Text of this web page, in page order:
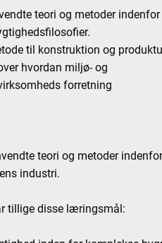
teori og metoder
til konstruktion og
hvordan miljø- og
forretning
teori og metoder
industri.
tillige disse læringsmål: